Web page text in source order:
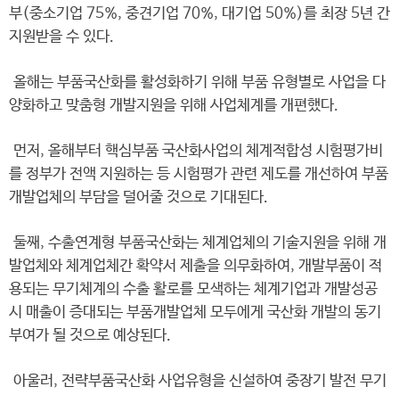
부(중소기업 75%, 중견기업 70%, 대기업 50%)를 최장 5년 간
지원받을 수 있다.
올해는 부품국산화를 활성화하기 위해 부품 유형별로 사업을 다
양화하고 맞춤형 개발지원을 위해 사업체계를 개편했다.
먼저, 올해부터 핵심부품 국산화사업의 체계적합성 시험평가비
를 정부가 전액 지원하는 등 시험평가 관련 제도를 개선하여 부품
개발업체의 부담을 덜어줄 것으로 기대된다.
둘째, 수출연계형 부품국산화는 체계업체의 기술지원을 위해 개
발업체와 체계업체간 확약서 제출을 의무화하여, 개발부품이 적
용되는 무기체계의 수출 활로를 모색하는 체계기업과 개발성공
시 매출이 증대되는 부품개발업체 모두에게 국산화 개발의 동기
부여가 될 것으로 예상된다.
아울러, 전략부품국산화 사업유형을 신설하여 중장기 발전 무기